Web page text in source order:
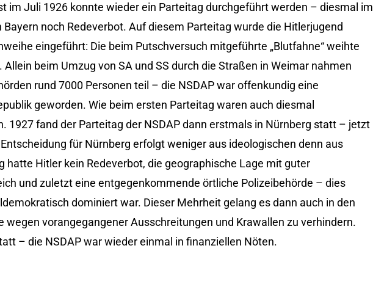
im Juli 1926 konnte wieder ein Parteitag durchgeführt werden – diesmal im
noch Redeverbot. Auf diesem Parteitag wurde die Hitlerjugend
eingeführt: Die beim Putschversuch mitgeführte „Blutfahne“ weihte
beim Umzug von SA und SS durch die Straßen in Weimar nahmen
rund 7000 Personen teil – die NSDAP war offenkundig eine
geworden. Wie beim ersten Parteitag waren auch diesmal
1927 fand der Parteitag der NSDAP dann erstmals in Nürnberg statt – jetzt
für Nürnberg erfolgt weniger aus ideologischen denn aus
hatte Hitler kein Redeverbot, die geographische Lage mit guter
und zuletzt eine entgegenkommende örtliche Polizeibehörde – dies
dominiert war. Dieser Mehrheit gelang es dann auch in den
wegen vorangegangener Ausschreitungen und Krawallen zu verhindern.
– die NSDAP war wieder einmal in finanziellen Nöten.